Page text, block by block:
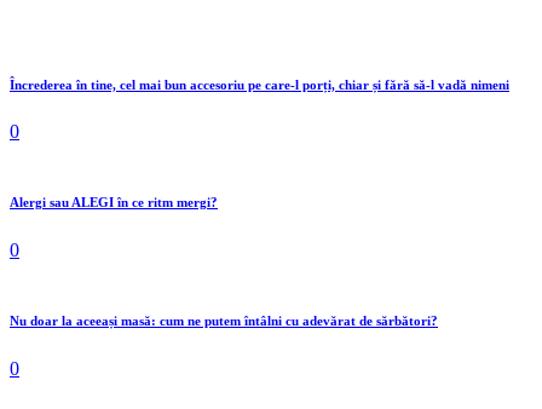
Încrederea în tine, cel mai bun accesoriu pe care-l porți, chiar și fără să-l vadă nimeni
0
Alergi sau ALEGI în ce ritm mergi?
0
Nu doar la aceeași masă: cum ne putem întâlni cu adevărat de sărbători?
0